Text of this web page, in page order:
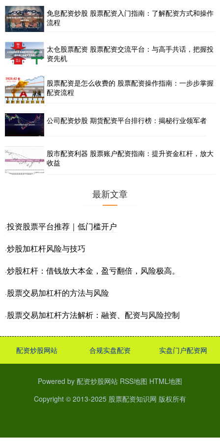
免息配资炒股 股票配资入门指南：了解配资方式和操作
流程
太仓股票配资 股票配资交流平台：与高手共话，把握投
资先机
股票配资是怎么收费的 股票配资操作指南：一步步掌握
配资流程
公司配资炒股 期货配资平台排行榜：揭秘行业领军者
股市配资利器 股票账户配资指南：提升资金杠杆，放大
收益
最新文章
·投资股票平台推荐｜低门槛开户
·炒股加杠杆风险与技巧
·炒股杠杆：借钱放大本金，盈亏翻倍，风险极高。
·股票交易加杠杆的方法与风险
·股票交易加杠杆方法解析：融资、配资与风险控制
配资炒股网站 合规实盘配资 实盘门户配资网
Powered by 配资炒股网站 RSS地图 HTML地图
Copyright © 2013-2025 股票配资知识网 版权所有